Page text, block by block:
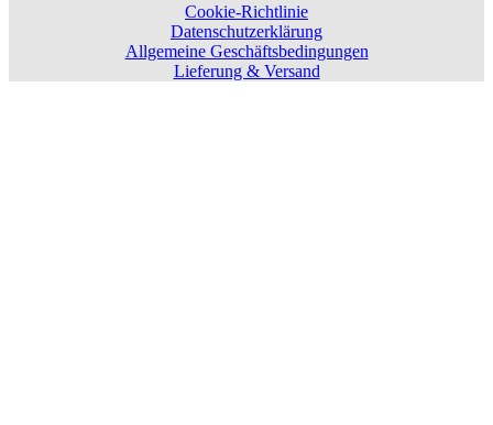
Cookie-Richtlinie
Datenschutzerklärung
Allgemeine Geschäftsbedingungen
Lieferung & Versand